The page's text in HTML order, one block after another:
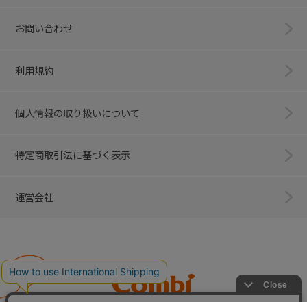
お問い合わせ
利用規約
個人情報の取り扱いについて
特定商取引法に基づく表示
運営会社